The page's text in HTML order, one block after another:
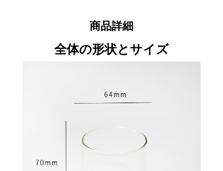
商品詳細
全体の形状とサイズ